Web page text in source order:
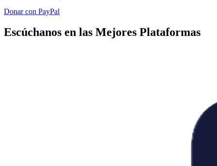
Donar con PayPal
Escúchanos en las Mejores Plataformas